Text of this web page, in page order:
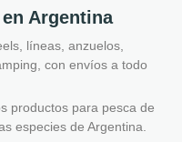
Argentina
líneas, anzuelos,
con envíos a todo
productos para pesca de
especies de Argentina.